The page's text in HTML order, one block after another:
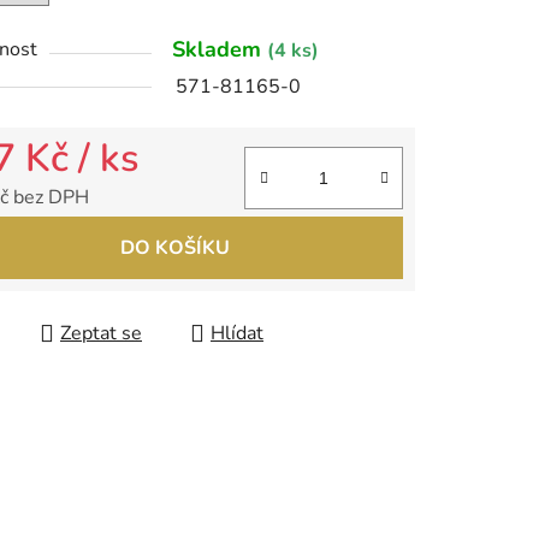
Skladem (4 ks)
571-81165-0
Kč/ ks
bez DPH
DO KOŠÍKU
Zeptat se Hlídat